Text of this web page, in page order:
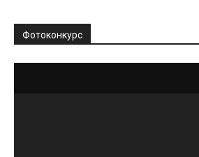
Фотоконкурс